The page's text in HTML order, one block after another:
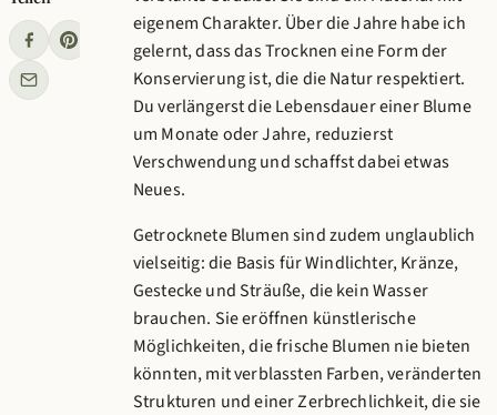
eigenem Charakter. Über die Jahre habe ich
gelernt, dass das Trocknen eine Form der
Konservierung ist, die die Natur respektiert.
Du verlängerst die Lebensdauer einer Blume
um Monate oder Jahre, reduzierst
Verschwendung und schaffst dabei etwas
Neues.
Getrocknete Blumen sind zudem unglaublich
vielseitig: die Basis für Windlichter, Kränze,
Gestecke und Sträuße, die kein Wasser
brauchen. Sie eröffnen künstlerische
Möglichkeiten, die frische Blumen nie bieten
könnten, mit verblassten Farben, veränderten
Strukturen und einer Zerbrechlichkeit, die sie